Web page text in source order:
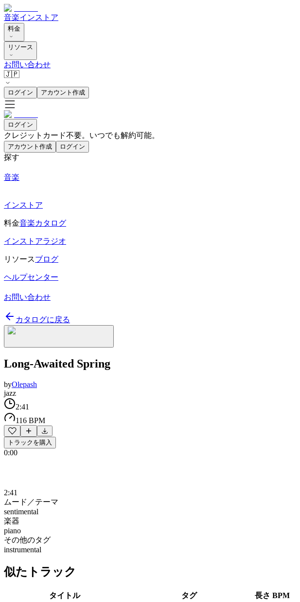
音楽インストア
料金
リソース
お問い合わせ
🇯🇵
ログイン アカウント作成
ログイン
クレジットカード不要。いつでも解約可能。
アカウント作成 ログイン
探す
音楽
インストア
料金音楽カタログ
インストアラジオ
リソースブログ
ヘルプセンター
お問い合わせ
カタログに戻る
Long-Awaited Spring
byOlepash
jazz
2:41
116 BPM
トラックを購入
0:00
2:41
ムード／テーマ
sentimental
楽器
piano
その他のタグ
instrumental
似たトラック
タイトル タグ 長さ BPM